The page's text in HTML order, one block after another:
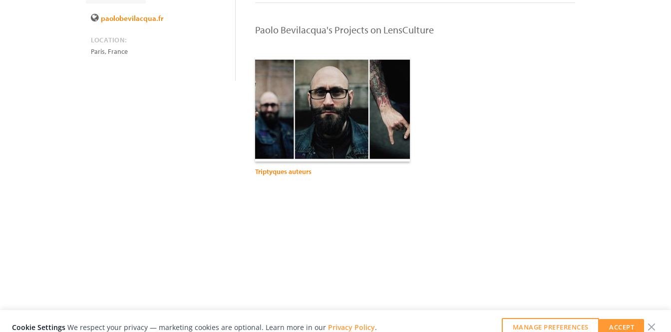
paolobevilacqua.fr
LOCATION:
Paris, France
Paolo Bevilacqua's Projects on LensCulture
Triptyques auteurs
Cookie Settings We respect your privacy — marketing cookies are optional. Learn more in our Privacy Policy. MANAGE PREFERENCES ACCEPT